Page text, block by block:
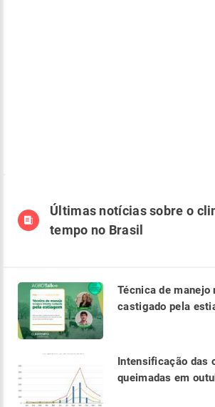
Últimas notícias sobre o
tempo no Brasil
Técnica de manejo
castigado pela
Intensificação das
queimadas em